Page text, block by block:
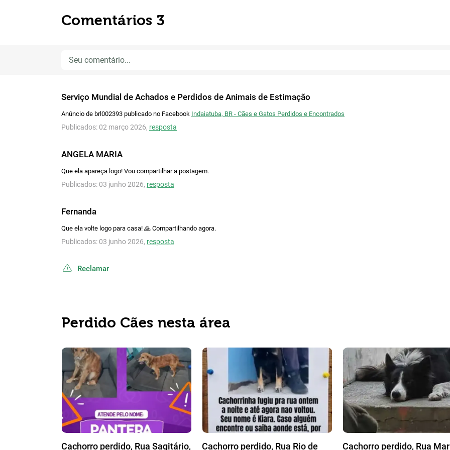
Comentários 3
Serviço Mundial de Achados e Perdidos de Animais de Estimação
Anúncio de brl002393 publicado no Facebook Indaiatuba, BR - Cães e Gatos Perdidos e Encontrados
Publicados: 02 março 2026, resposta
ANGELA MARIA
Que ela apareça logo! Vou compartilhar a postagem.
Publicados: 03 junho 2026, resposta
Fernanda
Que ela volte logo para casa! 🙏 Compartilhando agora.
Publicados: 03 junho 2026, resposta
Reclamar
Perdido Cães nesta área
Cachorro perdido, Rua Sagitário, Cachorro perdido, Rua Rio de Cachorro perdido, Rua